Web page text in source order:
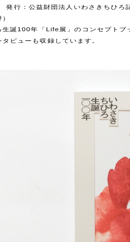
行：公益財団法人いわさきちひろ
生誕100年「Life展」のコンセプト
タビューも収録しています。